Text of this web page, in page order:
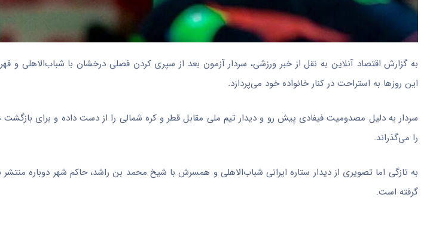
به گزارش اقتصاد آنلاین به نقل از خبر ورزشی، سردار آزمون بعد از سپری کردن فصلی درخشان با شباب‌الاهلی و
این روزها به استراحت در کنار خانواده خود می‌پردازد.
سردار به دلیل مصدومیت فیفادی پیش رو و دیدار تیم ملی مقابل قطر و کره شمالی را از دست داده و برای
را می‌گذراند.
به تازگی اما تصویری از دیدار ستاره ایرانی شباب‌الاهلی و همسرش با شیخ محمد بن راشد، حاکم شهر دوباره
گرفته است.